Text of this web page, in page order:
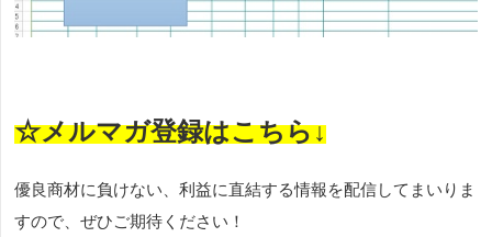
☆メルマガ登録はこちら↓
優良商材に負けない、利益に直結する情報を配信してまいりま
すので、ぜひご期待ください！